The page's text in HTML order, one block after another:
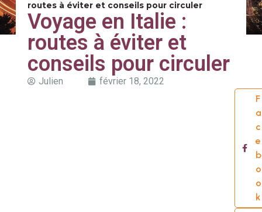
routes à éviter et conseils pour circuler
Voyage en Italie :
routes à éviter et
conseils pour circuler
Julien février 18, 2022
F
a
c
e
b
o
o
k